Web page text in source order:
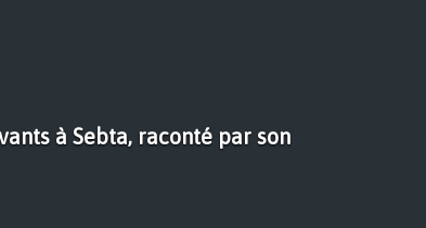
à Sebta, raconté par son